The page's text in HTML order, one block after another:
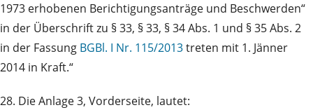
1973 erhobenen Berichtigungsanträge und Beschwerden“
in der Überschrift zu § 33, § 33, § 34 Abs. 1 und § 35 Abs. 2
in der Fassung BGBl. I Nr. 115/2013treten mit 1. Jänner
2014 in Kraft.“
28. Die Anlage 3, Vorderseite, lautet: